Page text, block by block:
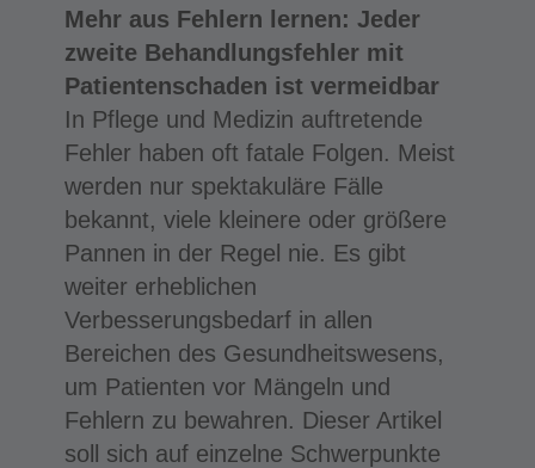
Mehr aus Fehlern lernen: Jeder
zweite Behandlungsfehler mit
Patientenschaden ist vermeidbar
In Pflege und Medizin auftretende
Fehler haben oft fatale Folgen. Meist
werden nur spektakuläre Fälle
bekannt, viele kleinere oder größere
Pannen in der Regel nie. Es gibt
weiter erheblichen
Verbesserungsbedarf in allen
Bereichen des Gesundheitswesens,
um Patienten vor Mängeln und
Fehlern zu bewahren. Dieser Artikel
soll sich auf einzelne Schwerpunkte